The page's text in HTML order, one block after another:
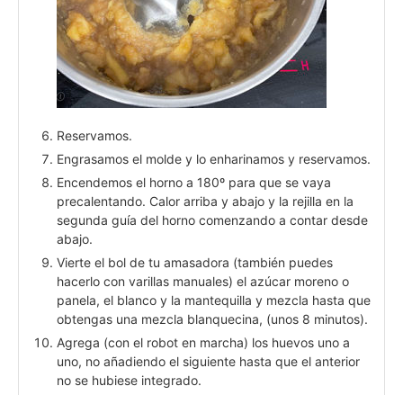
Reservamos.
Engrasamos el molde y lo enharinamos y reservamos.
Encendemos el horno a 180º para que se vaya
precalentando. Calor arriba y abajo y la rejilla en la
segunda guía del horno comenzando a contar desde
abajo.
Vierte el bol de tu amasadora (también puedes
hacerlo con varillas manuales) el azúcar moreno o
panela, el blanco y la mantequilla y mezcla hasta que
obtengas una mezcla blanquecina, (unos 8 minutos).
Agrega (con el robot en marcha) los huevos uno a
uno, no añadiendo el siguiente hasta que el anterior
no se hubiese integrado.